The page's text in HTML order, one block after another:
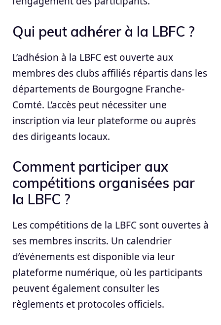
Qui peut adhérer à la LBFC ?
L’adhésion à la LBFC est ouverte aux
membres des clubs affiliés répartis dans les
départements de Bourgogne Franche-
Comté. L’accès peut nécessiter une
inscription via leur plateforme ou auprès
des dirigeants locaux.
Comment participer aux
compétitions organisées par
la LBFC ?
Les compétitions de la LBFC sont ouvertes à
ses membres inscrits. Un calendrier
d’événements est disponible via leur
plateforme numérique, où les participants
peuvent également consulter les
règlements et protocoles officiels.